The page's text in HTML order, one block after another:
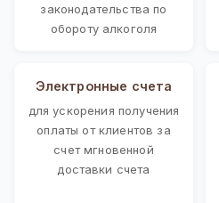
законодательства по
обороту алкоголя
Электронные счета
для ускорения получения
оплаты от клиентов за
счет мгновенной
доставки счета